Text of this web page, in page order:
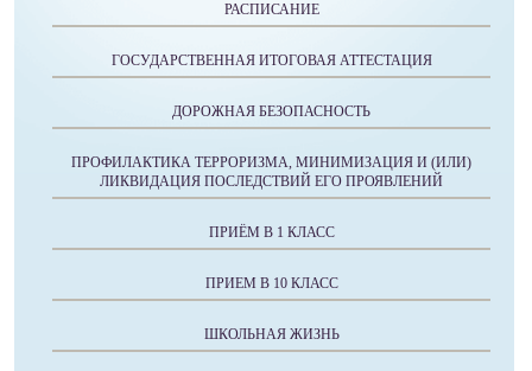
РАСПИСАНИЕ
ГОСУДАРСТВЕННАЯ ИТОГОВАЯ АТТЕСТАЦИЯ
ДОРОЖНАЯ БЕЗОПАСНОСТЬ
ПРОФИЛАКТИКА ТЕРРОРИЗМА, МИНИМИЗАЦИЯ И (ИЛИ)
ЛИКВИДАЦИЯ ПОСЛЕДСТВИЙ ЕГО ПРОЯВЛЕНИЙ
ПРИЁМ В 1 КЛАСС
ПРИЕМ В 10 КЛАСС
ШКОЛЬНАЯ ЖИЗНЬ